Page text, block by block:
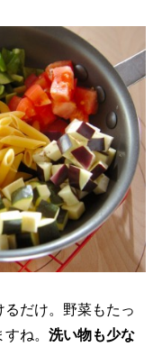
だけ。野菜もたっ
ね。 洗い物も少な